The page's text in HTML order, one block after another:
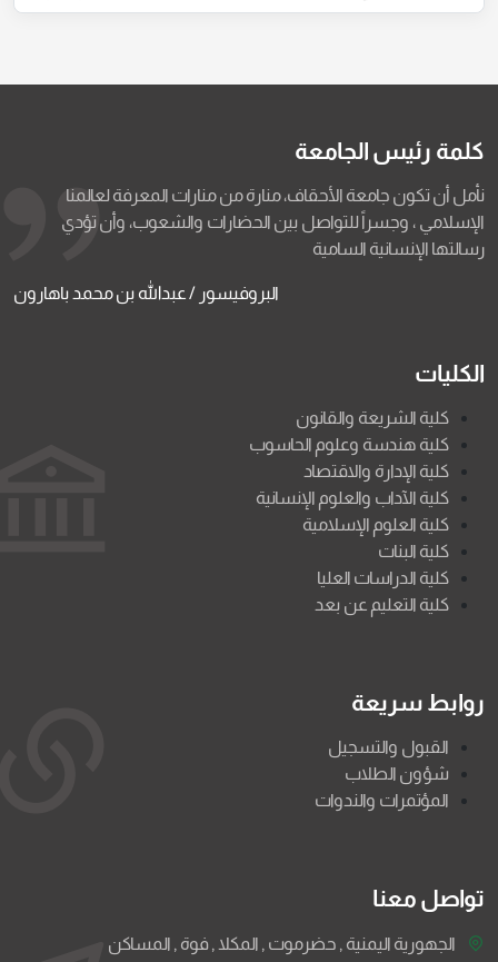
كلمة رئيس الجامعة
نأمل أن تكون جامعة الأحقاف، منارة من منارات المعرفة لعالمنا
الإسلامي ، وجسراً للتواصل بين الحضارات والشعوب، وأن تؤدي
رسالتها الإنسانية السامية
البروفيسور / عبدالله بن محمد باهارون
الكليات
كلية الشريعة والقانون
كلية هندسة وعلوم الحاسوب
كلية الإدارة والاقتصاد
كلية الآداب والعلوم الإنسانية
كلية العلوم الإسلامية
كلية البنات
كلية الدراسات العليا
كلية التعليم عن بعد
روابط سريعة
القبول والتسجيل
شؤون الطلاب
المؤتمرات والندوات
تواصل معنا
الجهورية اليمنية , حضرموت , المكلا , فوة , المساكن